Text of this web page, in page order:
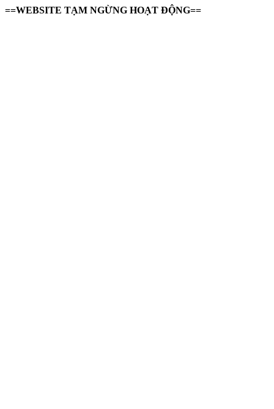
==WEBSITE TẠM NGỪNG HOẠT ĐỘNG==